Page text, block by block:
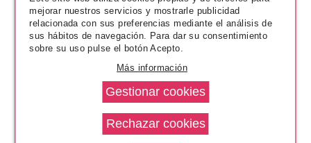
CLARINS
CLARINS MULTI ACTIVE CREMA
NOCHE 50 ML PIELES
NORMALES/SECAS
-23% 49.50€
mejorar nuestros servicios y mostrarle publicidad
relacionada con sus preferencias mediante el análisis de
sus hábitos de navegación. Para dar su consentimiento
sobre su uso pulse el botón Acepto.
Más información